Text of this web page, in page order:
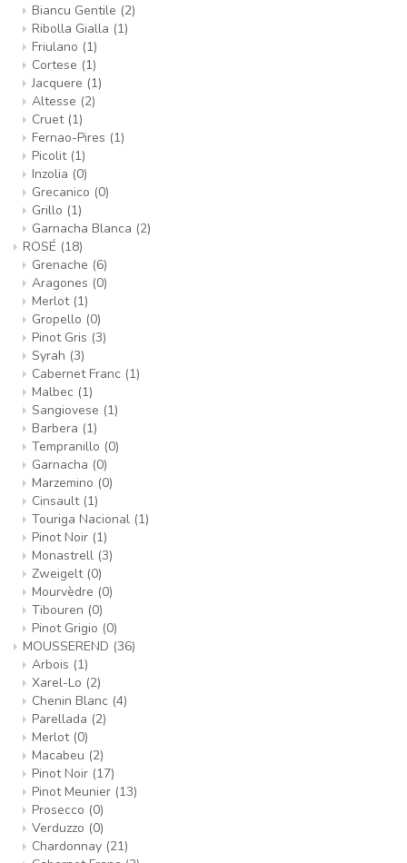
Biancu Gentile (2)
Ribolla Gialla (1)
Friulano (1)
Cortese (1)
Jacquere (1)
Altesse (2)
Cruet (1)
Fernao-Pires (1)
Picolit (1)
Inzolia (0)
Grecanico (0)
Grillo (1)
Garnacha Blanca (2)
ROSÉ (18)
Grenache (6)
Aragones (0)
Merlot (1)
Gropello (0)
Pinot Gris (3)
Syrah (3)
Cabernet Franc (1)
Malbec (1)
Sangiovese (1)
Barbera (1)
Tempranillo (0)
Garnacha (0)
Marzemino (0)
Cinsault (1)
Touriga Nacional (1)
Pinot Noir (1)
Monastrell (3)
Zweigelt (0)
Mourvèdre (0)
Tibouren (0)
Pinot Grigio (0)
MOUSSEREND (36)
Arbois (1)
Xarel-Lo (2)
Chenin Blanc (4)
Parellada (2)
Merlot (0)
Macabeu (2)
Pinot Noir (17)
Pinot Meunier (13)
Prosecco (0)
Verduzzo (0)
Chardonnay (21)